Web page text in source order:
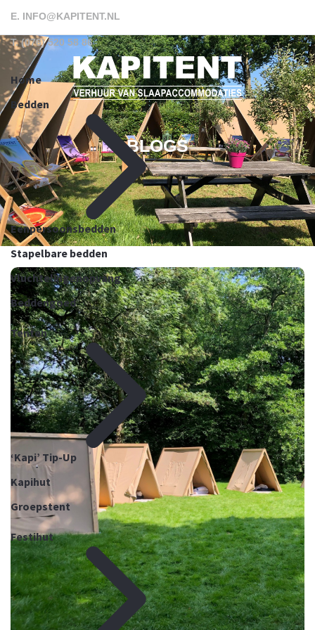
E. INFO@KAPITENT.NL
T.(076) 520 58 86
Home
Bedden
Eenpersoonsbedden
Stapelbare bedden
Vluchtelingenopvang
Beddengoed
Tenten
‘Kapi’ Tip-Up
Kapihut
Groepstent
Festihut
BLOGS